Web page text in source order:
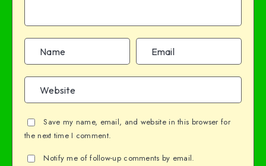
Save my name, email, and website in this browser for
the next time I comment.
Notify me of follow-up comments by email.